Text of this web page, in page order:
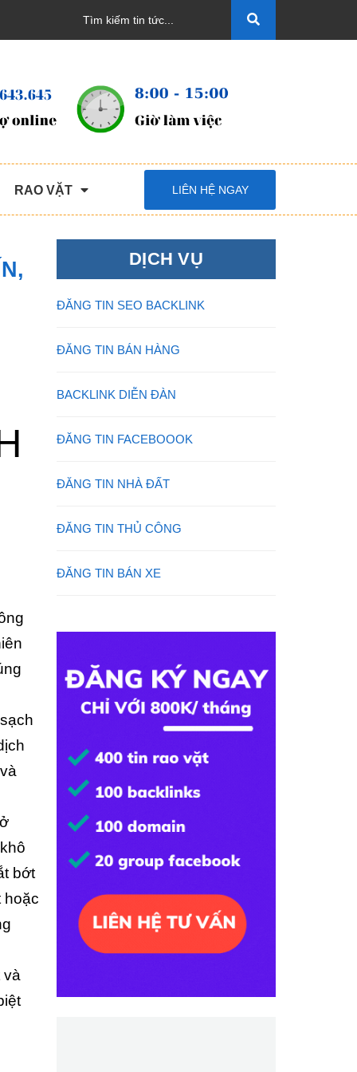
RAO VẶT LIÊN HỆ NGAY
bớt
hoặc
và
DỊCH VỤ
ĐĂNG TIN SEO BACKLINK
ĐĂNG TIN BÁN HÀNG
BACKLINK DIỄN ĐÀN
ĐĂNG TIN FACEBOOOK
ĐĂNG TIN NHÀ ĐẤT
ĐĂNG TIN THỦ CÔNG
ĐĂNG TIN BÁN XE